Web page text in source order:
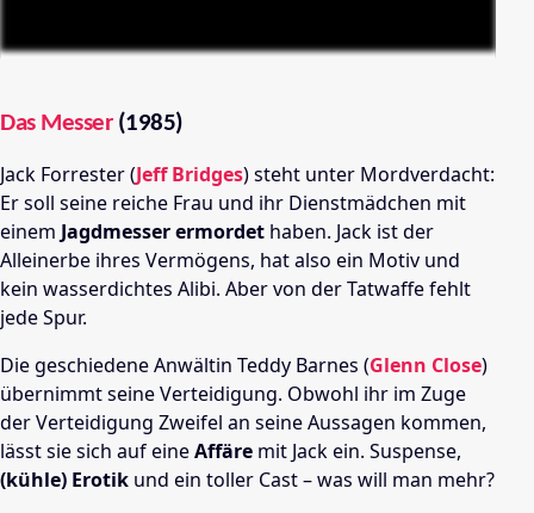
Das Messer (1985)
Jack Forrester (Jeff Bridges) steht unter Mordverdacht:
Er soll seine reiche Frau und ihr Dienstmädchen mit
einem Jagdmesser ermordet haben. Jack ist der
Alleinerbe ihres Vermögens, hat also ein Motiv und
kein wasserdichtes Alibi. Aber von der Tatwaffe fehlt
jede Spur.
Die geschiedene Anwältin Teddy Barnes (Glenn Close)
übernimmt seine Verteidigung. Obwohl ihr im Zuge
der Verteidigung Zweifel an seine Aussagen kommen,
lässt sie sich auf eineAffäre mit Jack ein. Suspense,
(kühle) Erotik und ein toller Cast – was will man mehr?